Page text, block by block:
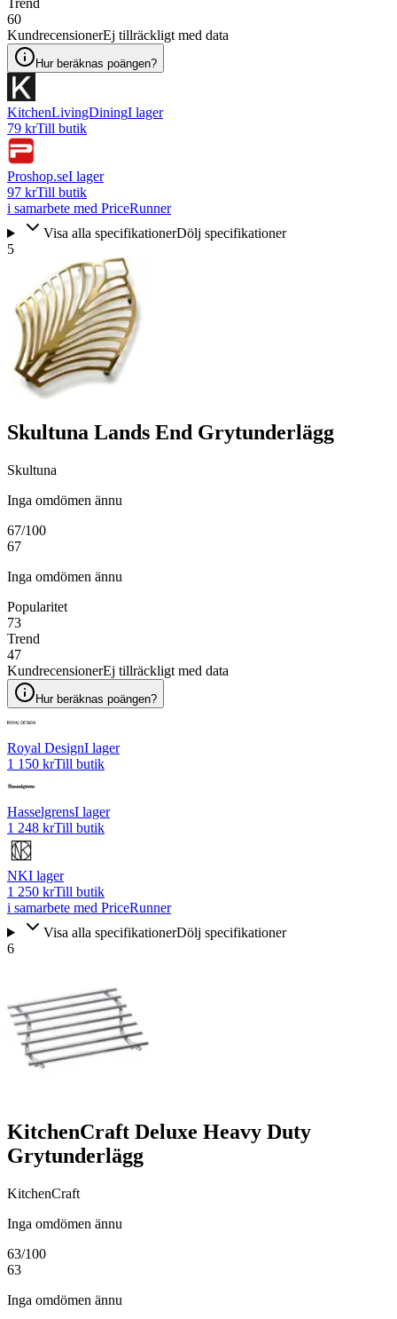
Trend
60
KundrecensionerEj tillräckligt med data
Hur beräknas poängen?
KitchenLivingDiningI lager
79 krTill butik
Proshop.seI lager
97 krTill butik
i samarbete med PriceRunner
Visa alla specifikationerDölj specifikationer
5
Skultuna Lands End Grytunderlägg
Skultuna
Inga omdömen ännu
67/100
67
Inga omdömen ännu
Popularitet
73
Trend
47
KundrecensionerEj tillräckligt med data
Hur beräknas poängen?
Royal DesignI lager
1 150 krTill butik
HasselgrensI lager
1 248 krTill butik
NKI lager
1 250 krTill butik
i samarbete med PriceRunner
Visa alla specifikationerDölj specifikationer
6
KitchenCraft Deluxe Heavy Duty
Grytunderlägg
KitchenCraft
Inga omdömen ännu
63/100
63
Inga omdömen ännu